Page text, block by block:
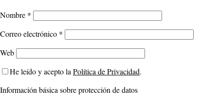
Nombre *
Correo electrónico *
Web
He leído y acepto laPolítica de Privacidad.
Información básica sobre protección de datos